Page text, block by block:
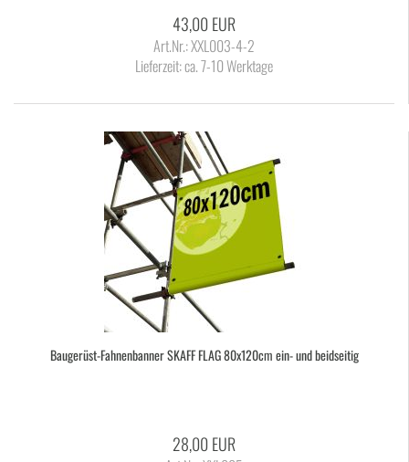
43,00 EUR
Art.Nr.: XXL003-4-2
Lieferzeit:ca. 7-10 Werktage
Baugerüst-​​Fah­nen­ban­ner SKAFF FLAG 80x120cm ein- und beid­sei­tig
28,00 EUR